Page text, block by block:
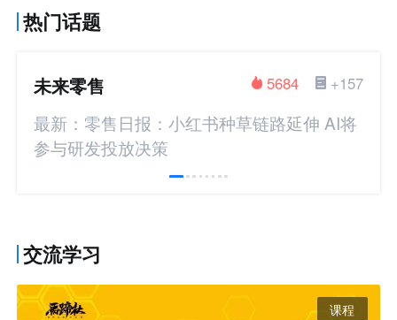
热门话题
未来零售 +157
5684
最新：零售日报：小红书种草链路延伸 AI将
参与研发投放决策
交流学习
课程